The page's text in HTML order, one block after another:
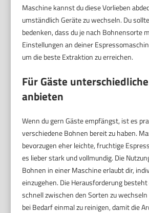
Maschine kannst du diese Vorlieben
umständlich Geräte zu wechseln. Du
bedenken, dass du je nach Bohnensorte
Einstellungen an deiner
um die beste Extraktion zu erreichen.
Für Gäste
anbieten
Wenn du gern Gäste empfängst, ist es
verschiedene Bohnen bereit zu haben.
bevorzugen eher leichte, fruchtige
es lieber stark und vollmundig. Die
Bohnen in einer Maschine erlaubt dir,
einzugehen. Die Herausforderung
schnell zwischen den Sorten zu
bei Bedarf einmal zu reinigen, damit die